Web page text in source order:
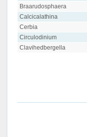
Braarudosphaera
Calcicalathina
Cerbia
Circulodinium
Clavihedbergella